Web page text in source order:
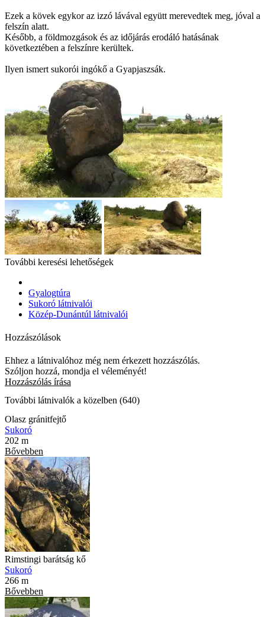
Ezek a kövek egykor az izzó lávával együtt merevedtek meg, jóval a
felszín alatt.
Később, a földmozgások és az időjárás erodáló hatásának
következtében a felszínre kerültek.
Ilyen ismert sukorói ingókő a Gyapjaszsák.
További keresési lehetőségek
Gyalogtúra
Sukoró látnivalói
Közép-Dunántúl látnivalói
Hozzászólások
Ehhez a látnivalóhoz még nem érkezett hozzászólás.
Szóljon hozzá, mondja el véleményét!
Hozzászólás írása
További látnivalók a közelben (640)
Olasz gránitfejtő
Sukoró
202 m
Bővebben
Rimstingi barátság kő
Sukoró
266 m
Bővebben